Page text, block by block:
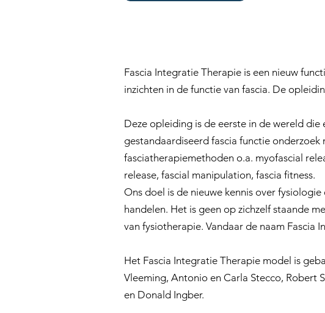
Fascia Integratie Therapie is een nieuw
inzichten in de functie van fascia. De
Deze opleiding is de eerste in de wereld
gestandaardiseerd fascia functie
fasciatherapiemethoden o.a. myofascial
release, fascial manipulation, fascia fitness.
Ons doel is de nieuwe kennis over
handelen. Het is geen op zichzelf staande
van fysiotherapie. Vandaar de naam Fascia
Het Fascia Integratie Therapie model is
Vleeming, Antonio en Carla Stecco, Robert
en Donald Ingber.